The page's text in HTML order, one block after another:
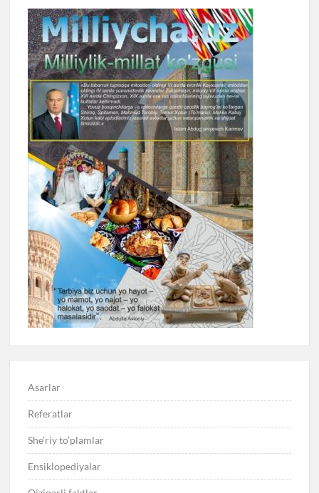
Asarlar
Referatlar
She’riy to’plamlar
Ensiklopediyalar